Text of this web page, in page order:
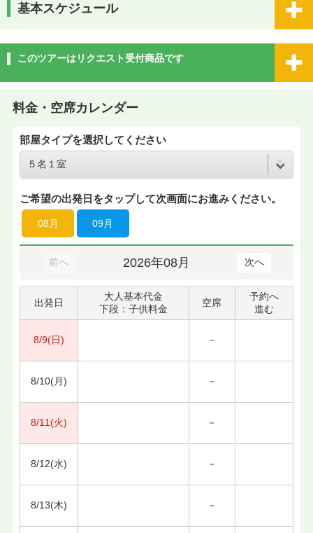
基本スケジュール
このツアーはリクエスト受付商品です
料金・空席カレンダー
部屋タイプを選択してください
ご希望の出発日をタップして次画面にお進みください。
08月 09月
前へ 2026年08月 次へ
出発日
大人基本代金
下段：子供料金
空席
予約へ
進む
8/9(日) －
8/10(月) －
8/11(火) －
8/12(水) －
8/13(木) －